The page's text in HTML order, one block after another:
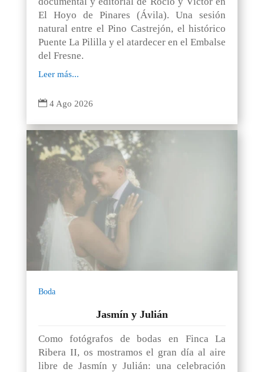
El Hoyo de Pinares (Ávila). Una sesión
natural entre el Pino Castrejón, el histórico
Puente La Pililla y el atardecer en el Embalse
del Fresne.
Leer más...
 4 Ago 2026
Boda
Jasmín y Julián
Como fotógrafos de bodas en Finca La
Ribera II, os mostramos el gran día al aire
libre de Jasmín y Julián: una celebración